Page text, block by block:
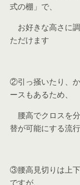
式の棚」で、
お好きな高さに
ただけます
②引っ掻いたり、
ースもあるため、
腰高でクロスを
替が可能にする流
③腰高見切りは上
ですが、